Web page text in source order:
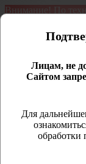
Внимание! По
является
Открыть сайдбар
Личный
Закрыть
Лицам, не
Сайтом
Для
обработки